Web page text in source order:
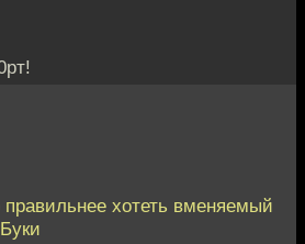
правильнее хотеть вменяемый